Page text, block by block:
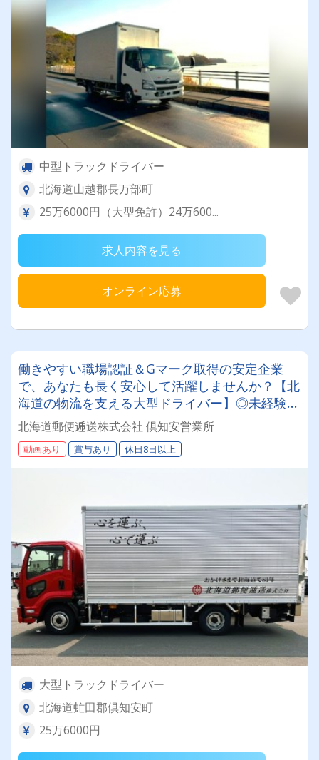
中型トラックドライバー
北海道山越郡長万部町
25万6000円（大型免許）24万600...
求人内容を見る
オンライン応募
働きやすい職場認証＆Gマーク取得の安定企業
で、あなたも長く安心して活躍しませんか？【北
海道の物流を支える大型ドライバー】◎未経験歓
迎◎残業月平均8～9時間◎賞与年3回（昨年度実
績：計4.05ヶ月分）◎カゴ台車メイン
北海道郵便逓送株式会社 倶知安営業所
動画あり 賞与あり 休日8日以上
大型トラックドライバー
北海道虻田郡倶知安町
25万6000円